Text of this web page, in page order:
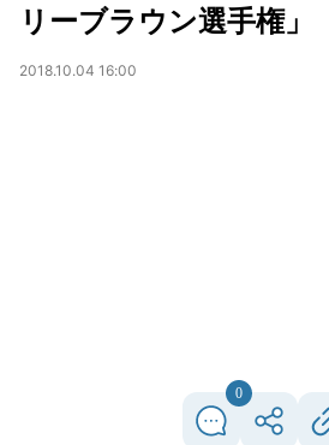
リーブラウン選手権」
2018.10.04 16:00
0